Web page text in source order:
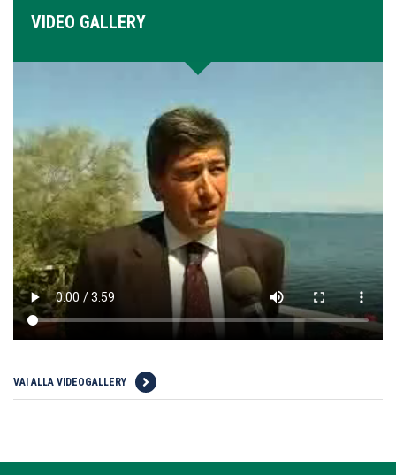
VIDEO GALLERY
VAI ALLA VIDEOGALLERY